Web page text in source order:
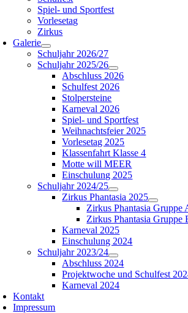
Spiel- und Sportfest
Vorlesetag
Zirkus
Galerie
Schuljahr 2026/27
Schuljahr 2025/26
Abschluss 2026
Schulfest 2026
Stolpersteine
Karneval 2026
Spiel- und Sportfest
Weihnachtsfeier 2025
Vorlesetag 2025
Klassenfahrt Klasse 4
Motte will MEER
Einschulung 2025
Schuljahr 2024/25
Zirkus Phantasia 2025
Zirkus Phantasia Gruppe
Zirkus Phantasia Gruppe
Karneval 2025
Einschulung 2024
Schuljahr 2023/24
Abschluss 2024
Projektwoche und Schulfest
Karneval 2024
Kontakt
Impressum